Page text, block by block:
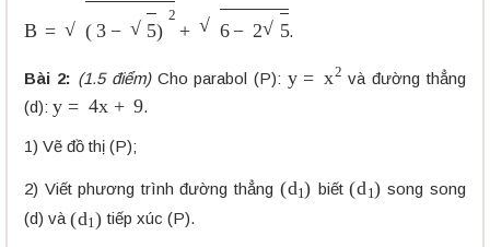
B − ) 2 −25 .
Bài 2: (1.5 điểm) Cho parabol (P):
và đường thẳng
(d):
x+ .
1) Vẽ đồ thị (P);
2) Viết phương trình đường thẳng (d 1) biết( d 1) song song
(d) và ( d 1 tiếp xúc (P).